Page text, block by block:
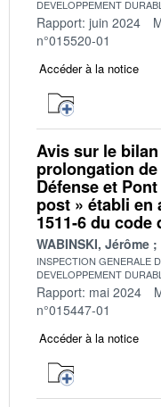
DEVELOPPEMENT
Rapport: juin 2024
n°015520-01
Accéder à la notice
Avis sur le
prolongation
Défense et
post » établi en
1511-6 du
WABINSKI, Jérôme
INSPECTION GENERALE
DEVELOPPEMENT
Rapport: mai 2024
n°015447-01
Accéder à la notice